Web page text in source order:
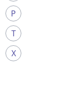
P
T
X